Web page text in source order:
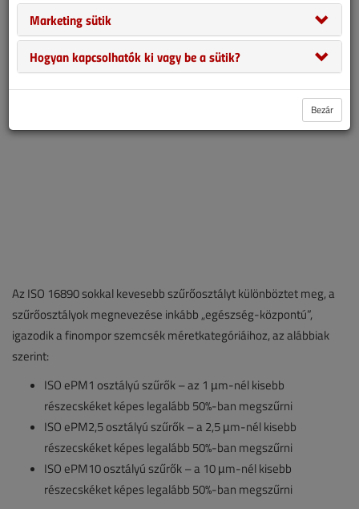
idő után, 2018 júniusától új szabvány lépett életbe, ennek neve
MSZ EN ISO 16890:2017
Az ISO 16890 sokkal kevesebb szűrőosztályt különböztet meg, a
szűrőosztályok megnevezése inkább „egészség-központú”,
igazodik a finompor szemcsék méretkategóriáihoz, az alábbiak
szerint:
ISO ePM1 osztályú szűrők – az 1 µm-nél kisebb
részecskéket képes legalább 50%-ban megszűrni
ISO ePM2,5 osztályú szűrők – a 2,5 µm-nél kisebb
részecskéket képes legalább 50%-ban megszűrni
ISO ePM10 osztályú szűrők – a 10 µm-nél kisebb
részecskéket képes legalább 50%-ban megszűrni
Marketing sütik
Hogyan kapcsolhatók ki vagy be a sütik?
Bezár